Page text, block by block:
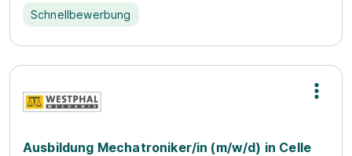
Schnellbewerbung
Ausbildung Mechatroniker/in (m/w/d) in Celle